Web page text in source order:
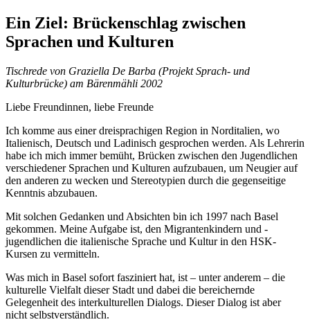
Ein Ziel: Brückenschlag zwischen
Sprachen und Kulturen
Tischrede von Graziella De Barba (Projekt Sprach- und
Kulturbrücke) am Bärenmähli 2002
Liebe Freundinnen, liebe Freunde
Ich komme aus einer dreisprachigen Region in Norditalien, wo
Italienisch, Deutsch und Ladinisch gesprochen werden. Als Lehrerin
habe ich mich immer bemüht, Brücken zwischen den Jugendlichen
verschiedener Sprachen und Kulturen aufzubauen, um Neugier auf
den anderen zu wecken und Stereotypien durch die gegenseitige
Kenntnis abzubauen.
Mit solchen Gedanken und Absichten bin ich 1997 nach Basel
gekommen. Meine Aufgabe ist, den Migrantenkindern und -
jugendlichen die italienische Sprache und Kultur in den HSK-
Kursen zu vermitteln.
Was mich in Basel sofort fasziniert hat, ist – unter anderem – die
kulturelle Vielfalt dieser Stadt und dabei die bereichernde
Gelegenheit des interkulturellen Dialogs. Dieser Dialog ist aber
nicht selbstverständlich.